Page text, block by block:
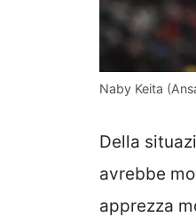
Naby Keita
Della
avrebbe
apprezza